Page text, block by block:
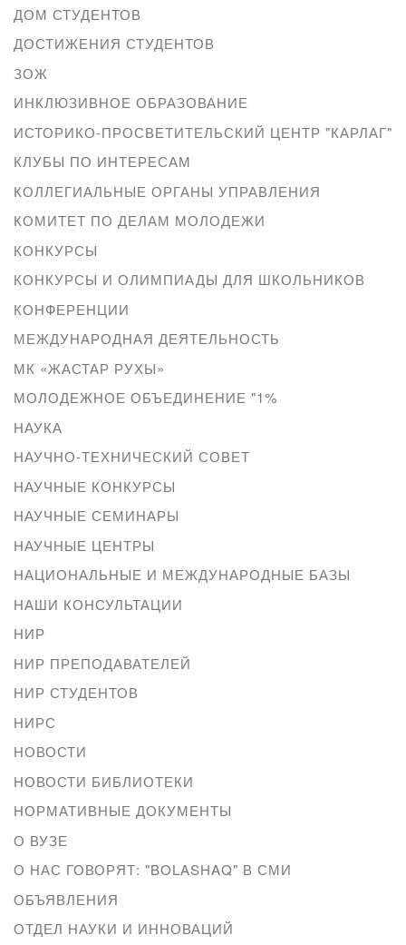
ДОМ СТУДЕНТОВ
ДОСТИЖЕНИЯ СТУДЕНТОВ
ЗОЖ
ИНКЛЮЗИВНОЕ ОБРАЗОВАНИЕ
ИСТОРИКО-ПРОСВЕТИТЕЛЬСКИЙ ЦЕНТР "КАРЛАГ"
КЛУБЫ ПО ИНТЕРЕСАМ
КОЛЛЕГИАЛЬНЫЕ ОРГАНЫ УПРАВЛЕНИЯ
КОМИТЕТ ПО ДЕЛАМ МОЛОДЕЖИ
КОНКУРСЫ
КОНКУРСЫ И ОЛИМПИАДЫ ДЛЯ ШКОЛЬНИКОВ
КОНФЕРЕНЦИИ
МЕЖДУНАРОДНАЯ ДЕЯТЕЛЬНОСТЬ
МК «ЖАСТАР РУХЫ»
МОЛОДЕЖНОЕ ОБЪЕДИНЕНИЕ "1%
НАУКА
НАУЧНО-ТЕХНИЧЕСКИЙ СОВЕТ
НАУЧНЫЕ КОНКУРСЫ
НАУЧНЫЕ СЕМИНАРЫ
НАУЧНЫЕ ЦЕНТРЫ
НАЦИОНАЛЬНЫЕ И МЕЖДУНАРОДНЫЕ БАЗЫ
НАШИ КОНСУЛЬТАЦИИ
НИР
НИР ПРЕПОДАВАТЕЛЕЙ
НИР СТУДЕНТОВ
НИРС
НОВОСТИ
НОВОСТИ БИБЛИОТЕКИ
НОРМАТИВНЫЕ ДОКУМЕНТЫ
О ВУЗЕ
О НАС ГОВОРЯТ: "BOLASHAQ" В СМИ
ОБЪЯВЛЕНИЯ
ОТДЕЛ НАУКИ И ИННОВАЦИЙ